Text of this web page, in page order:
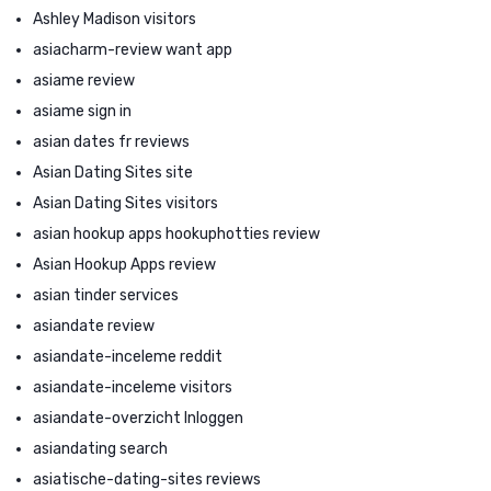
Ashley Madison visitors
asiacharm-review want app
asiame review
asiame sign in
asian dates fr reviews
Asian Dating Sites site
Asian Dating Sites visitors
asian hookup apps hookuphotties review
Asian Hookup Apps review
asian tinder services
asiandate review
asiandate-inceleme reddit
asiandate-inceleme visitors
asiandate-overzicht Inloggen
asiandating search
asiatische-dating-sites reviews